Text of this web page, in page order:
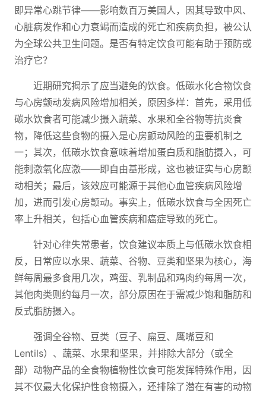
即异常心跳节律——影响数百万美国人，因其导致中风、
心脏病发作和心力衰竭而造成的死亡和疾病负担，被公认
为全球公共卫生问题。是否有特定饮食可能有助于预防或
治疗它？
近期研究揭示了应当避免的饮食。低碳水化合物饮食
与心房颤动发病风险增加相关，原因多样：首先，采用低
碳水饮食者可能减少摄入蔬菜、水果和全谷物等抗炎食
物，降低这些食物的摄入是心房颤动风险的重要机制之
一；其次，低碳水饮食意味着增加蛋白质和脂肪摄入，可
能刺激氧化应激——即自由基形成，这也被证实与心房颤
动相关；最后，该效应可能源于其他心血管疾病风险增
加，进而引发心房颤动。事实上，低碳水饮食与全因死亡
率上升相关，包括心血管疾病和癌症导致的死亡。
针对心律失常患者，饮食建议本质上与低碳水饮食相
反，日常应以水果、蔬菜、谷物、豆类和坚果为核心，海
鲜每周最多食用几次，鸡蛋、乳制品和鸡肉约每周一次，
其他肉类则约每月一次，部分原因在于需减少饱和脂肪和
反式脂肪摄入。
强调全谷物、豆类（豆子、扁豆、鹰嘴豆和
Lentils）、蔬菜、水果和坚果，并排除大部分（或全
部）动物产品的全食物植物性饮食可能发挥特殊作用，因
其不仅最大化保护性食物摄入，还排除了潜在有害的动物